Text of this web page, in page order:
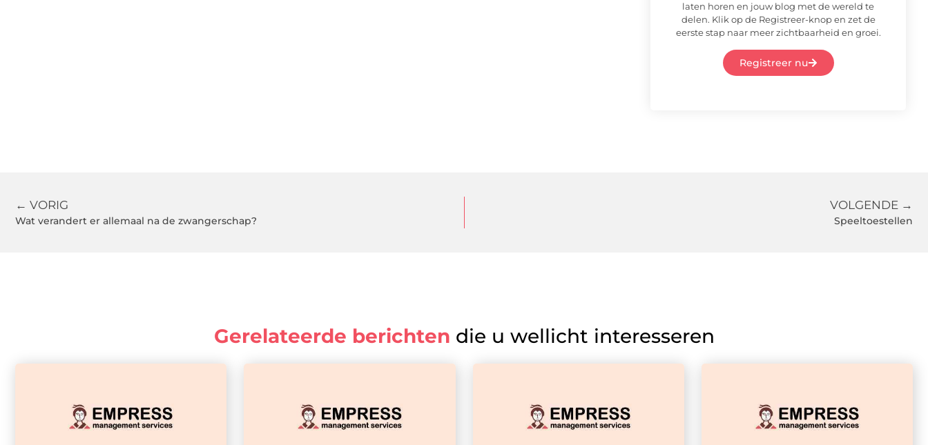
laten horen en jouw blog met de wereld te
delen. Klik op de Registreer-knop en zet de
eerste stap naar meer zichtbaarheid en groei.
Registreer nu
← VORIG
Wat verandert er allemaal na de zwangerschap?
VOLGENDE →
Speeltoestellen
Gerelateerde berichten die u wellicht interesseren